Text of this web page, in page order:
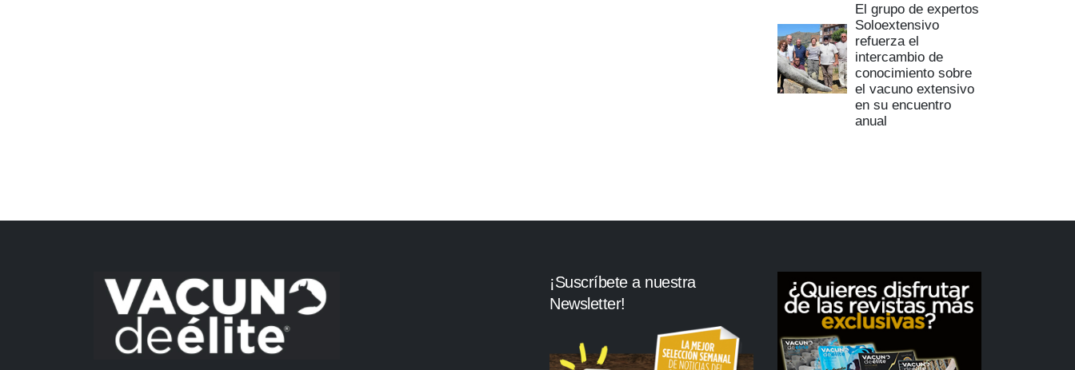
El grupo de expertos
Soloextensivo
refuerza el
intercambio de
conocimiento sobre
el vacuno extensivo
en su encuentro
anual
¡Suscríbete a nuestra
Newsletter!